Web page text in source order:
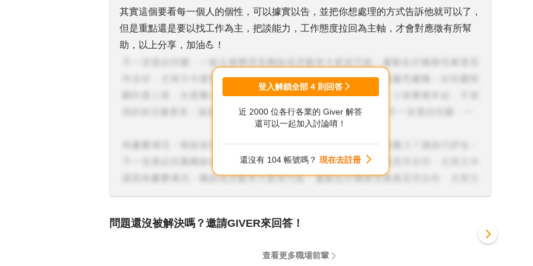
其實這個要看每一個人的個性，可以據實以告，並把你想處理的方式告訴他就可以了，
但是重點還是要以找工作為主，把談能力，工作態度拉回為主軸，才會對應徵有所幫
助，以上分享，加油💪！
登入解鎖全部 4 則回答
近 2000 位各行各業的 Giver 解答
還可以一起加入討論唷！
還沒有 104 帳號嗎？ 現在去註冊
問題還沒被解決嗎？邀請GIVER來回答！
查看更多職場前輩